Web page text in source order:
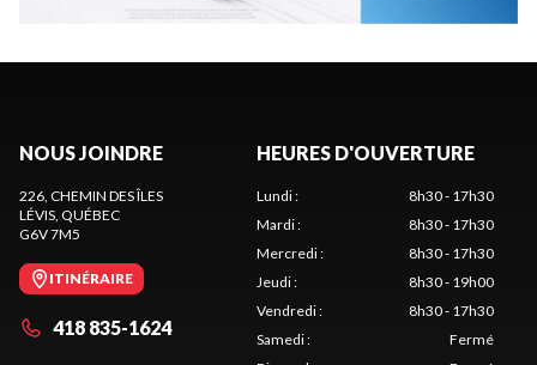
NOUS JOINDRE
226, CHEMIN DES ÎLES
LÉVIS, QUÉBEC
G6V 7M5
ITINÉRAIRE
418 835-1624
HEURES D'OUVERTURE
Lundi:
8h30 - 17h30
Mardi:
8h30 - 17h30
Mercredi:
8h30 - 17h30
Jeudi:
8h30 - 19h00
Vendredi:
8h30 - 17h30
Samedi:
Fermé